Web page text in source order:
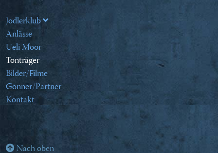
Jodlerklub
Anlässe
Ueli Moor
Tonträger
Bilder/Filme
Gönner/Partner
Kontakt
Nach oben